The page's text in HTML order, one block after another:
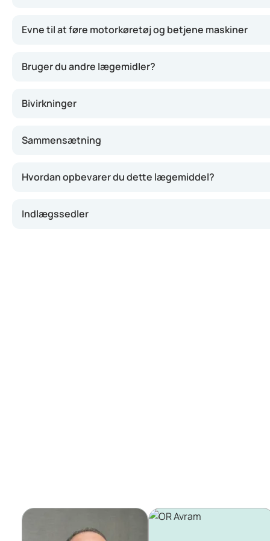
Evne til at føre motorkøretøj og betjene maskiner
Bruger du andre lægemidler?
Bivirkninger
Sammensætning
Hvordan opbevarer du dette lægemiddel?
Indlægssedler